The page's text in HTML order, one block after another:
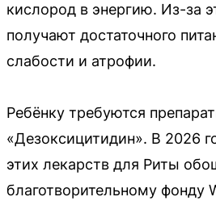
кислород в энергию. Из-за
получают достаточного
слабости и атрофии.
Ребёнку требуются
«Дезоксицитидин». В 2026
этих лекарств для Риты
благотворительному фонду